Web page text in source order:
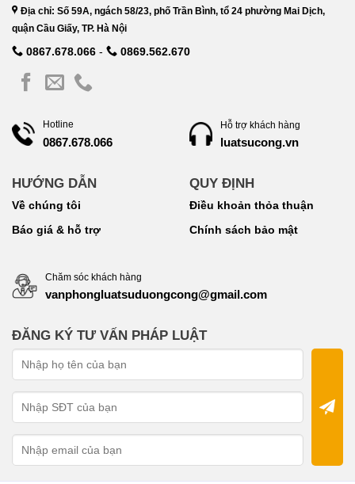
Địa chỉ: Số 59A, ngách 58/23, phố Trần Bình, tổ 24 phường Mai Dịch,
quận Cầu Giấy, TP. Hà Nội
0867.678.066 - 0869.562.670
Hotline
0867.678.066
HƯỚNG DẪN
Về chúng tôi
Báo giá & hỗ trợ
Hỗ trợ khách hàng
luatsucong.vn
QUY ĐỊNH
Điều khoản thỏa thuận
Chính sách bảo mật
Chăm sóc khách hàng
vanphongluatsuduongcong@gmail.com
ĐĂNG KÝ TƯ VẤN PHÁP LUẬT